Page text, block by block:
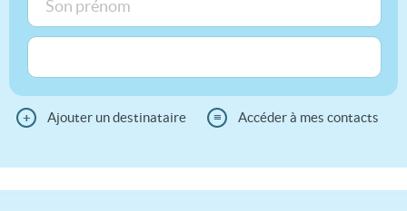
+ Ajouter un destinataire ≡ Accéder à mes contacts